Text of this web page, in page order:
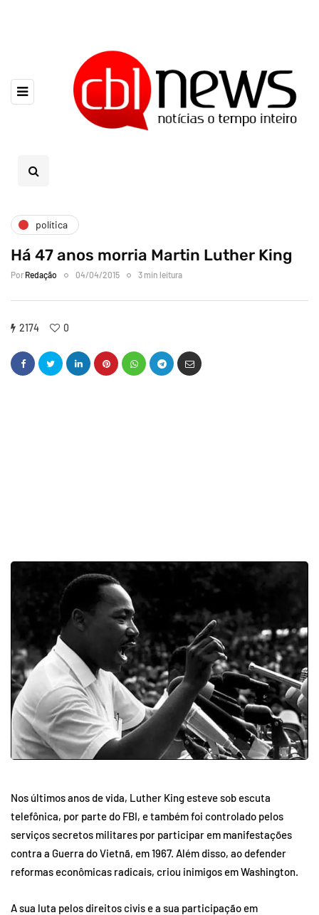
política
Há 47 anos morria Martin Luther King
Por Redação 04/04/2015 3 min leitura
2174 0
Nos últimos anos de vida, Luther King esteve sob escuta
telefônica, por parte do FBI, e também foi controlado pelos
serviços secretos militares por participar em manifestações
contra a Guerra do Vietnã, em 1967. Além disso, ao defender
reformas econômicas radicais, criou inimigos em Washington.
A sua luta pelos direitos civis e a sua participação em